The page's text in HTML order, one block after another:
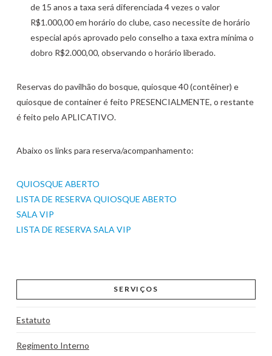
de 15 anos a taxa será diferenciada 4 vezes o valor
R$1.000,00 em horário do clube, caso necessite de horário
especial após aprovado pelo conselho a taxa extra mínima o
dobro R$2.000,00, observando o horário liberado.
Reservas do pavilhão do bosque, quiosque 40 (contêiner) e
quiosque de container é feito PRESENCIALMENTE, o restante
é feito pelo APLICATIVO.
Abaixo os links para reserva/acompanhamento:
QUIOSQUE ABERTO
LISTA DE RESERVA QUIOSQUE ABERTO
SALA VIP
LISTA DE RESERVA SALA VIP
SERVIÇOS
Estatuto
Regimento Interno